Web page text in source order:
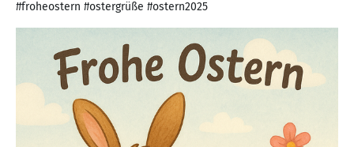
#froheostern #ostergrüße #ostern2025